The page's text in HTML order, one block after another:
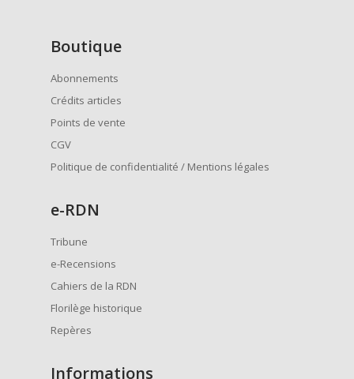
Boutique
Abonnements
Crédits articles
Points de vente
CGV
Politique de confidentialité / Mentions légales
e-RDN
Tribune
e-Recensions
Cahiers de la RDN
Florilège historique
Repères
Informations